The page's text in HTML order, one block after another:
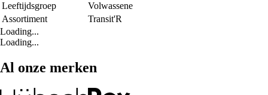
Leeftijdsgroep
Volwassene
Assortiment
Transit'R
Loading...
Loading...
Al onze merken